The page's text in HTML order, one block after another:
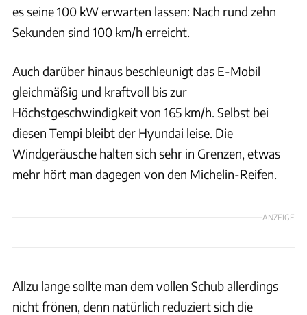
es seine 100 kW erwarten lassen: Nach rund zehn
Sekunden sind 100 km/h erreicht.
Auch darüber hinaus beschleunigt das E-Mobil
gleichmäßig und kraftvoll bis zur
Höchstgeschwindigkeit von 165 km/h. Selbst bei
diesen Tempi bleibt der Hyundai leise. Die
Windgeräusche halten sich sehr in Grenzen, etwas
mehr hört man dagegen von den Michelin-Reifen.
ANZEIGE
Allzu lange sollte man dem vollen Schub allerdings
nicht frönen, denn natürlich reduziert sich die